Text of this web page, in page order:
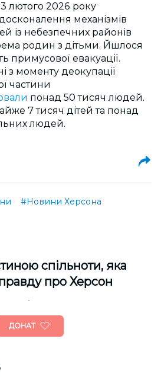
лютого 2026 року
механізмів
із небезпечних районів
родин з дітьми. Йшлося
примусової евакуації.
з моменту деокупації
частини
понад 50 тисяч людей.
7 тисяч дітей та понад
людей.
#Новини Херсона
спільноти, яка
про Херсон
ДОНАТ